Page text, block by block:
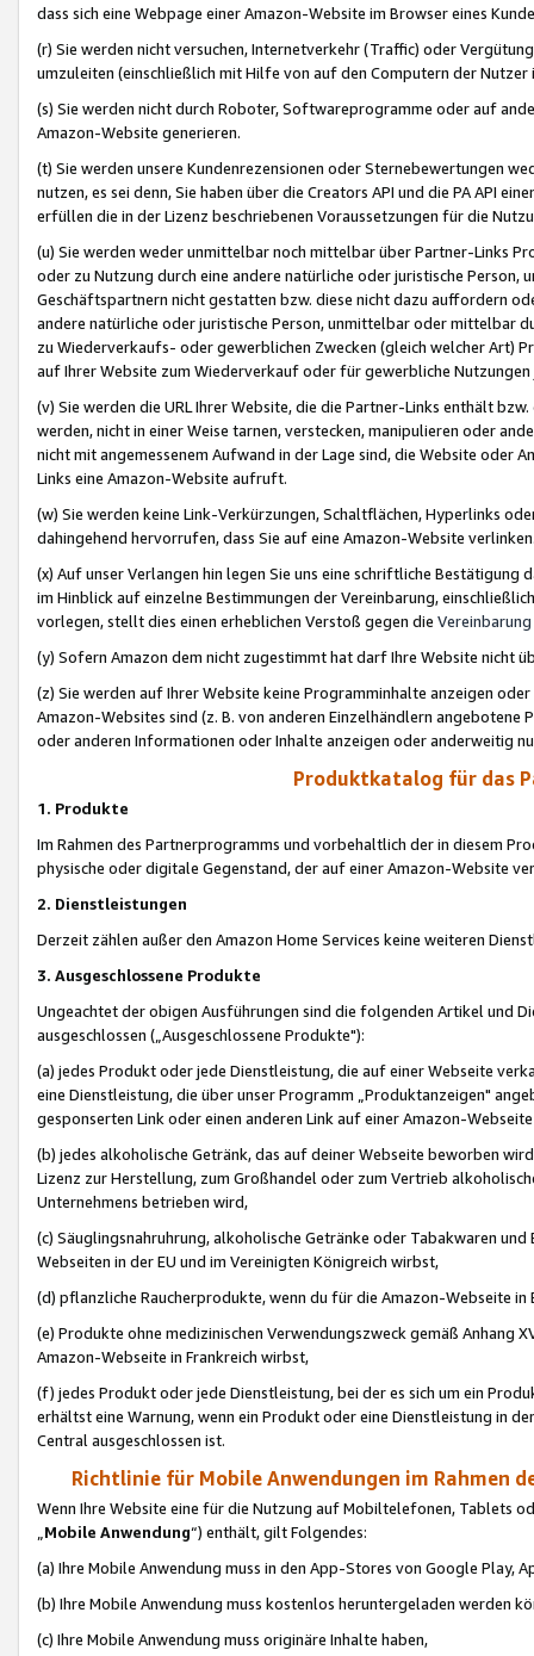
dass sich eine Webpage einer Amazon-Website im Browser eines
(r) Sie werden nicht versuchen, Internetverkehr (Traffic) oder
umzuleiten (einschließlich mit Hilfe von auf den Computern der
(s) Sie werden nicht durch Roboter, Softwareprogramme oder auf
Amazon-Website generieren.
(t) Sie werden unsere Kundenrezensionen oder Sternebewertungen
nutzen, es sei denn, Sie haben über die Creators API und die PA API
erfüllen die in der Lizenz beschriebenen Voraussetzungen für die
(u) Sie werden weder unmittelbar noch mittelbar über Partner-Links
oder zu Nutzung durch eine andere natürliche oder juristische
Geschäftspartnern nicht gestatten bzw. diese nicht dazu auffordern
andere natürliche oder juristische Person, unmittelbar oder mittelbar
zu Wiederverkaufs- oder gewerblichen Zwecken (gleich welcher Art)
auf Ihrer Website zum Wiederverkauf oder für gewerbliche
(v) Sie werden die URL Ihrer Website, die die Partner-Links enthält
werden, nicht in einer Weise tarnen, verstecken, manipulieren oder
nicht mit angemessenem Aufwand in der Lage sind, die Website oder
Links eine Amazon-Website aufruft.
(w) Sie werden keine Link-Verkürzungen, Schaltflächen, Hyperlinks
dahingehend hervorrufen, dass Sie auf eine Amazon-Website
(x) Auf unser Verlangen hin legen Sie uns eine schriftliche
im Hinblick auf einzelne Bestimmungen der Vereinbarung,
vorlegen, stellt dies einen erheblichen Verstoß gegen die Vereinbarung
(y) Sofern Amazon dem nicht zugestimmt hat darf Ihre Website nicht
(z) Sie werden auf Ihrer Website keine Programminhalte anzeigen
Amazon-Websites sind (z. B. von anderen Einzelhändlern
oder anderen Informationen oder Inhalte anzeigen oder anderweitig
Produktkatalog für das
1. Produkte
Im Rahmen des Partnerprogramms und vorbehaltlich der in diesem
physische oder digitale Gegenstand, der auf einer Amazon-Website
2. Dienstleistungen
Derzeit zählen außer den Amazon Home Services keine weiteren
3. Ausgeschlossene Produkte
Ungeachtet der obigen Ausführungen sind die folgenden Artikel und
ausgeschlossen („Ausgeschlossene Produkte"):
(a) jedes Produkt oder jede Dienstleistung, die auf einer Webseite
eine Dienstleistung, die über unser Programm „Produktanzeigen"
gesponserten Link oder einen anderen Link auf einer Amazon-
(b) jedes alkoholische Getränk, das auf deiner Webseite beworben
Lizenz zur Herstellung, zum Großhandel oder zum Vertrieb
Unternehmens betrieben wird,
(c) Säuglingsnahruhrung, alkoholische Getränke oder Tabakwaren
Webseiten in der EU und im Vereinigten Königreich wirbst,
(d) pflanzliche Raucherprodukte, wenn du für die Amazon-Webseite in
(e) Produkte ohne medizinischen Verwendungszweck gemäß Anhang
Amazon-Webseite in Frankreich wirbst,
(f) jedes Produkt oder jede Dienstleistung, bei der es sich um ein
erhältst eine Warnung, wenn ein Produkt oder eine Dienstleistung in
Central ausgeschlossen ist.
Richtlinie für Mobile Anwendungen im Rahmen
Wenn Ihre Website eine für die Nutzung auf Mobiltelefonen, Tablets
„Mobile Anwendung“) enthält, gilt Folgendes:
(a) Ihre Mobile Anwendung muss in den App-Stores von Google Play,
(b) Ihre Mobile Anwendung muss kostenlos heruntergeladen werden
(c) Ihre Mobile Anwendung muss originäre Inhalte haben,